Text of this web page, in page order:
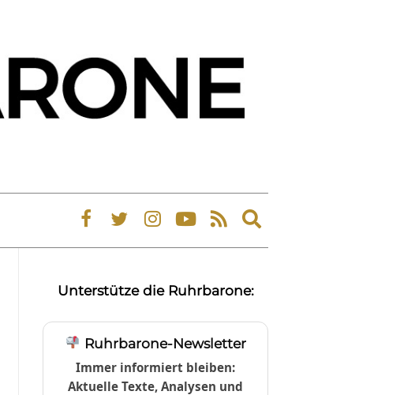
Expand
search
Unterstütze die Ruhrbarone:
Ruhrbarone-Newsletter
Immer informiert bleiben:
Aktuelle Texte, Analysen und